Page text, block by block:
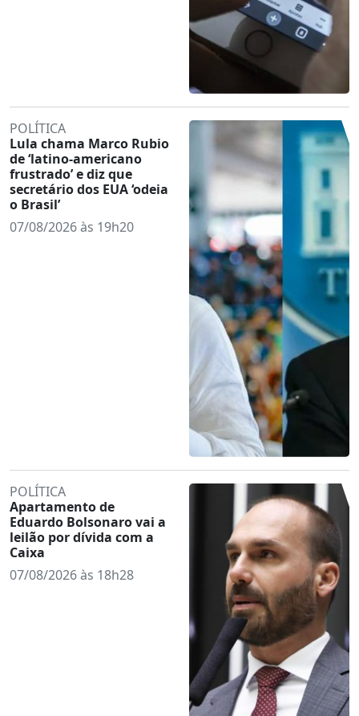
POLÍTICA
Lula chama Marco Rubio
de ‘latino-americano
frustrado’ e diz que
secretário dos EUA ‘odeia
o Brasil’
07/08/2026 às 19h20
POLÍTICA
Apartamento de
Eduardo Bolsonaro vai a
leilão por dívida com a
Caixa
07/08/2026 às 18h28